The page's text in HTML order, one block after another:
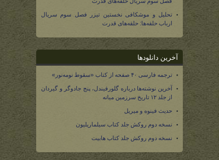
تحلیل و موشکافی نخستین تیزر فصل سوم سریال
ارباب حلقه‌ها: حلقه‌های قدرت
آخرین دانلودها
ترجمه فارسی ۴۰ صفحه از کتاب «سقوط نومه‌نور»
آخرین نوشته‌ها درباره گلورفیندل، پنج جادوگر و گیردان
از جلد ۱۲ تاریخ سرزمین میانه
حدیث فینوه و میریل
نسخه دوم روکش جلد کتاب سیلماریلیون
نسخه دوم روکش جلد کتاب هابیت